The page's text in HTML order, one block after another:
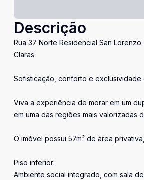
Descrição
Rua 37 Norte Residencial San
Claras
Sofisticação, conforto e exclusividade
Viva a experiência de morar em um
em uma das regiões mais valorizadas
O imóvel possui 57m² de área
Piso inferior:
Ambiente social integrado, com sala